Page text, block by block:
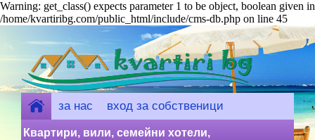
Warning: get_class() expects parameter 1 to be object, boolean given in
/home/kvartiribg.com/public_html/include/cms-db.php on line 45
за нас
вход за собственици
добави обект
Квартири, вили, семейни хотели,